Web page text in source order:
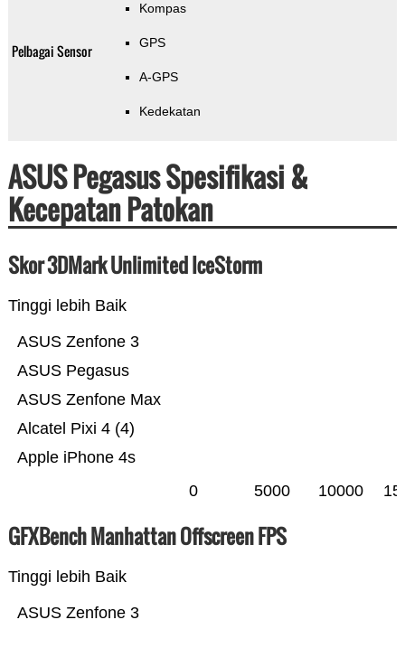
Pelbagai Sensor
Kompas
GPS
A-GPS
Kedekatan
ASUS Pegasus Spesifikasi &
Kecepatan Patokan
Skor 3DMark Unlimited IceStorm
Tinggi lebih Baik
Apple iPhone 4s
Alcatel Pixi 4 (4)
ASUS Zenfone Max
ASUS Pegasus
ASUS Zenfone 3
0 5000 10000
GFXBench Manhattan Offscreen FPS
Tinggi lebih Baik
ASUS Zenfone 3